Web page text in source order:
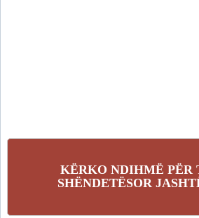
KËRKO NDIHMË PËR
SHËNDETËSOR